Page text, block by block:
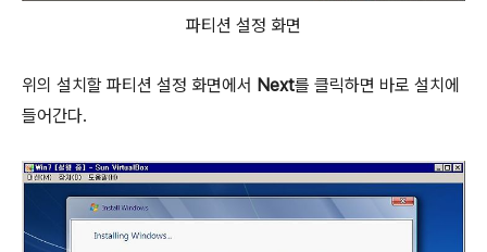
파티션 설정 화면
위의 설치할 파티션 설정 화면에서 Next를 클릭하면 바로 설치에
들어간다.